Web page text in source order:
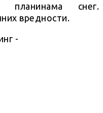
снег.
вредности.
-